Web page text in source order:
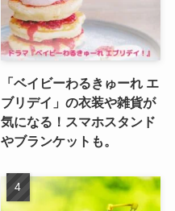
「ベイビーわるきゅーれ エ
ブリデイ」の衣装や雑貨が
気になる！スマホスタンド
やブランケットも。